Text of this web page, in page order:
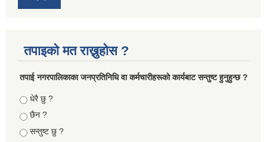
तपाइको मत राख्नुहोस ?
तपा‌ई नगरपालिकाका जनप्रतिनिधि वा कर्मचारीहरूकाे कार्यबाट सन्तुष्ट हुनुहुन्छ ?
Choices
धेरै छु ?
छैन ?
सन्तुष्ट छु ?